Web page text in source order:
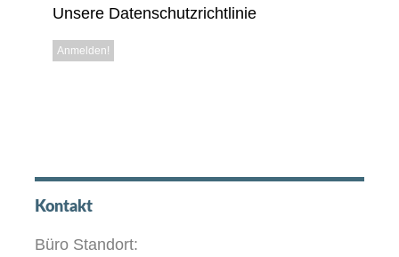
Unsere Datenschutzrichtlinie
Kontakt
Büro Standort: